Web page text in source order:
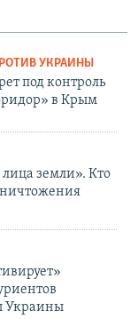
УКРАИНЫ
под контроль
в Крым
лица земли». Кто
Украины